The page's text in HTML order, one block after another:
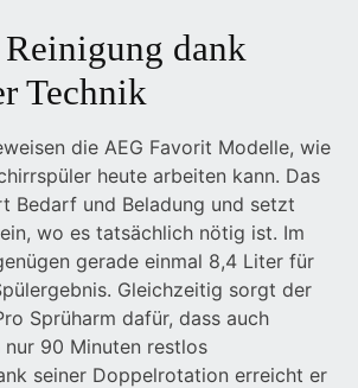
dank
Technik
die AEG Favorit Modelle, wie
heute arbeiten kann. Das
Bedarf und Beladung und setzt
wo es tatsächlich nötig ist. Im
gerade einmal 8,4 Liter für
Gleichzeitig sorgt der
Sprüharm dafür, dass auch
nur 90 Minuten restlos
seiner Doppelrotation erreicht er